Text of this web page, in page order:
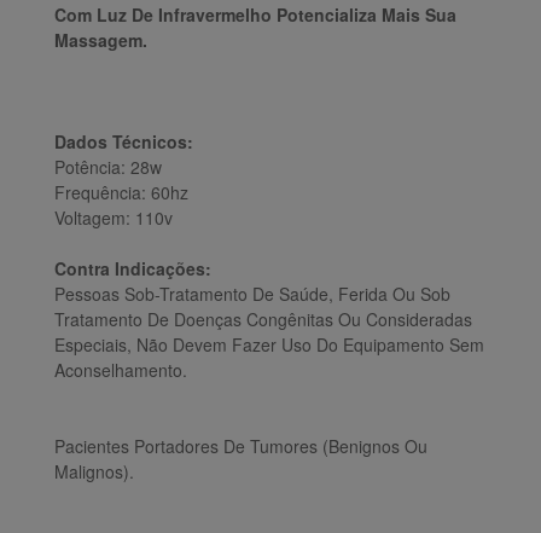
Com Luz De Infravermelho Potencializa Mais Sua
Massagem.
Dados Técnicos:
Potência: 28w
Frequência: 60hz
Voltagem: 110v
Contra Indicações:
Pessoas Sob-Tratamento De Saúde, Ferida Ou Sob
Tratamento De Doenças Congênitas Ou Consideradas
Especiais, Não Devem Fazer Uso Do Equipamento Sem
Aconselhamento.
Pacientes Portadores De Tumores (Benignos Ou
Malignos).